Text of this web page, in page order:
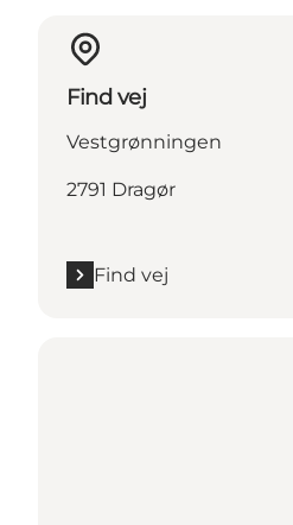
Find vej
Vestgrønningen
2791 Dragør
Find vej